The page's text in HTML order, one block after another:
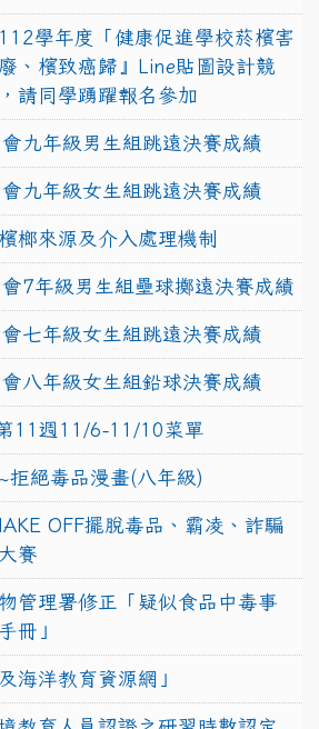
學年度「健康促進學校菸檳害
、檳致癌歸』Line貼圖設計競
請同學踴躍報名參加
九年級男生組跳遠決賽成績
九年級女生組跳遠決賽成績
榔來源及介入處理機制
7年級男生組壘球擲遠決賽成績
七年級女生組跳遠決賽成績
八年級女生組鉛球決賽成績
11週11/6-11/10菜單
拒絕毒品漫畫(八年級)
OFF擺脫毒品、霸凌、詐騙
賽
管理署修正「疑似食品中毒事
冊」
海洋教育資源網」